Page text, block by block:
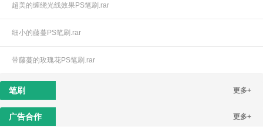
超美的缠绕光线效果PS笔刷.rar
细小的藤蔓PS笔刷.rar
带藤蔓的玫瑰花PS笔刷.rar
笔刷 更多+
广告合作 更多+